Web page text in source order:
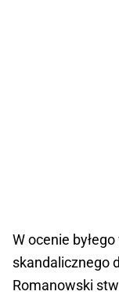
W ocenie
skandalicznego
Romanowski